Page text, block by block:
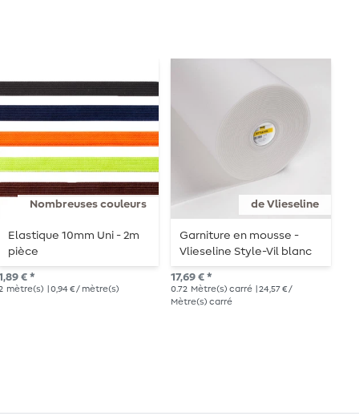
Nombreuses couleurs
Elastique 10mm Uni - 2m
pièce
€ *
mètre(s) | 0,94 € / mètre(s)
de Vlieseline
Garniture en mousse -
Vlieseline Style-Vil blanc
17,69 € *
0.72 Mètre(s) carré
| 24,57 € /
Mètre(s) carré